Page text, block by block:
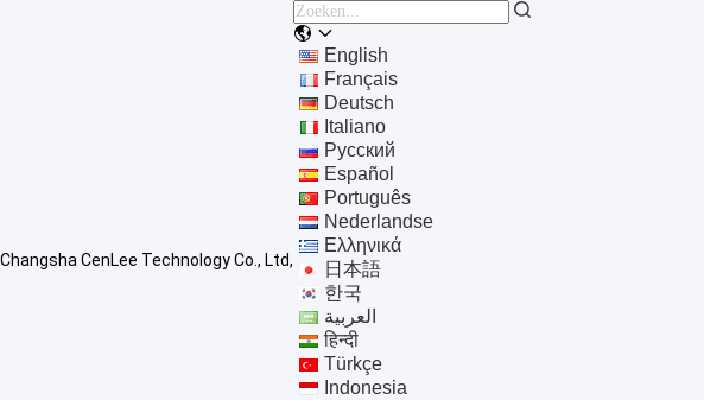
Changsha CenLee Technology Co., Ltd,
English
Français
Deutsch
Italiano
Русский
Español
Português
Nederlandse
Ελληνικά
日本語
한국
العربية
हिन्दी
Türkçe
Indonesia